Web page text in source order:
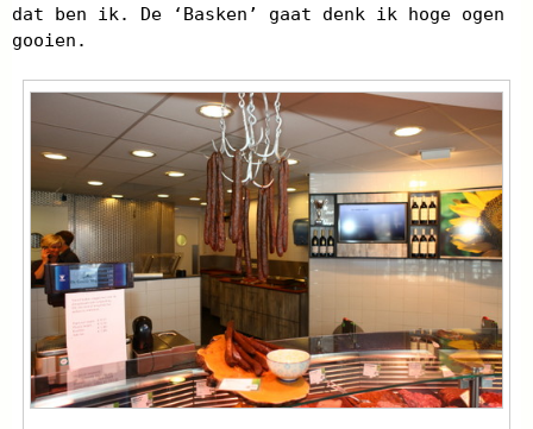
dat ben ik. De ‘Basken’ gaat denk ik hoge ogen
gooien.